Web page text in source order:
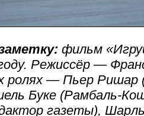
фильм
Режиссёр —
ролях — Пьер Ришар
Буке (Рамбаль-
газеты),